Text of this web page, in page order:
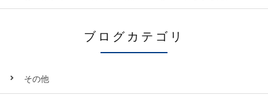
ブログカテゴリ
その他